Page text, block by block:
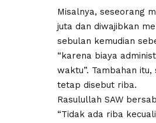
Misalnya, seseorang
juta dan diwajibkan
sebulan kemudian
“karena biaya
waktu”. Tambahan
tetap disebut riba.
Rasulullah SAW
“Tidak ada riba kecuali